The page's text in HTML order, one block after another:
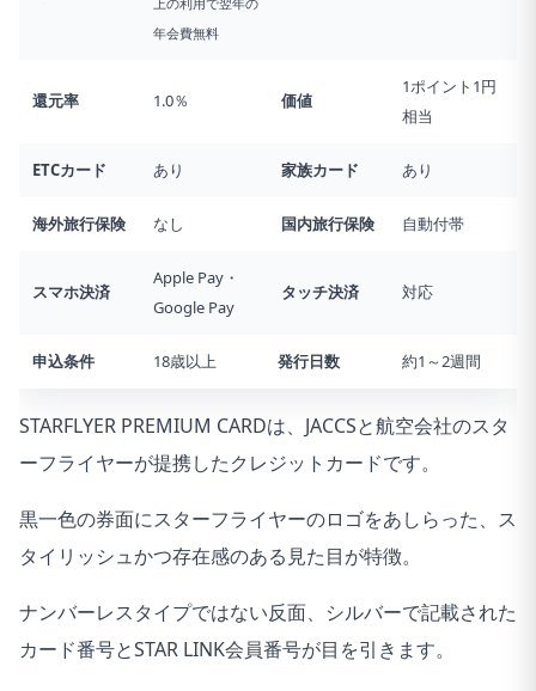
年会費無料
還元率 1.0％ 価値
1ポイント1円
相当
ETCカード あり 家族カード あり
海外旅行保険 なし 国内旅行保険 自動付帯
スマホ決済
Apple Pay・
Google Pay
タッチ決済 対応
申込条件 18歳以上 発行日数 約1～2週間
STARFLYER PREMIUM CARDは、JACCSと航空会社のスタ
ーフライヤーが提携したクレジットカードです。
黒一色の券面にスターフライヤーのロゴをあしらった、ス
タイリッシュかつ存在感のある見た目が特徴。
ナンバーレスタイプではない反面、シルバーで記載された
カード番号とSTAR LINK会員番号が目を引きます。